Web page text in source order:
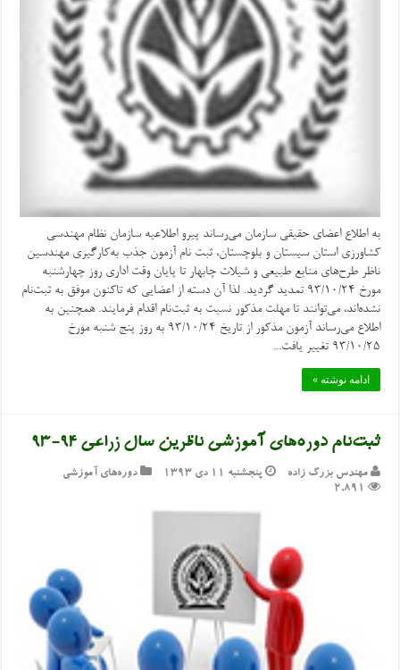
به اطلاع اعضای حقیقی سازمان می‌رساند پیرو اطلاعیه سازمان نظام مهندسی
کشاورزی استان سیستان و بلوچستان، ثبت نام آزمون جذب به‌کارگیری مهندسین
ناظر طرح‌های منابع طبیعی و شیلات چابهار تا پایان وقت اداری روز چهارشنبه
مورخ ۹۳/۱۰/۲۴ تمدید گردید. لذا آن دسته از اعضایی که تاکنون موفق به ثبت‌نام
نشده‌اند، می‌توانند تا مهلت مذکور نسبت به ثبت‌نام اقدام فرمایند. همچنین به
اطلاع می‌رساند آزمون مذکور از تاریخ ۹۳/۱۰/۲۴ به روز پنج شنبه مورخ
۹۳/۱۰/۲۵ تغییر یافت...
ادامه نوشته »
ثبت‌نام دوره‌های آموزشی ناظرین سال زراعی ۹۴-۹۳
مهندس بزرگ زاده پنجشنبه ۱۱ دی ۱۳۹۳
دوره‌های آموزشی
2,891